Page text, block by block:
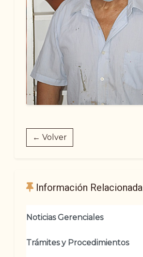
← Volver
Información Relacionada
Noticias Gerenciales
Trámites y Procedimientos